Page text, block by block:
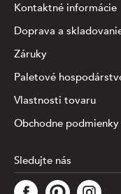
Táto stránka využíva
analýzu informácií o
Kontaktné informácie
Doprava a
Záruky
Paletové
Vlastnosti tovaru
Obchodne podmienky
Sledujte nás